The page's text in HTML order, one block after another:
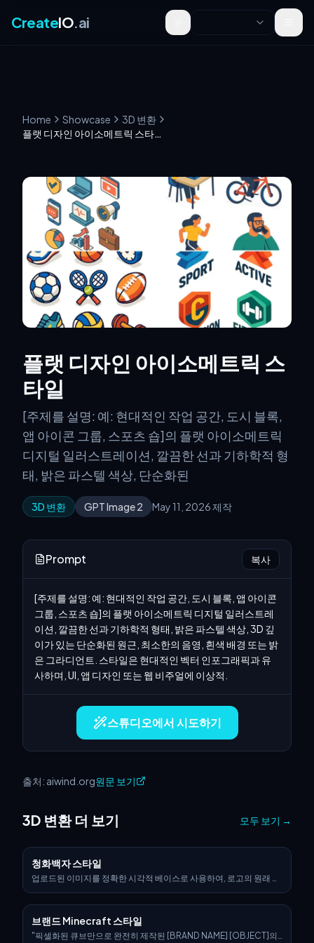
CreateIO.ai Toggle theme
Home Showcase
3D 변환
플랫 디자인 아이소메트릭 스타일
플랫 디자인 아이소메트릭 스
타일
[주제를 설명: 예: 현대적인 작업 공간, 도시 블록,
앱 아이콘 그룹, 스포츠 숍]의 플랫 아이소메트릭
디지털 일러스트레이션, 깔끔한 선과 기하학적 형
태, 밝은 파스텔 색상, 단순화된
3D 변환 GPT Image 2 May 11, 2026 제작
Prompt 복사
[주제를 설명: 예: 현대적인 작업 공간, 도시 블록, 앱 아이콘
그룹, 스포츠 숍]의 플랫 아이소메트릭 디지털 일러스트레
이션, 깔끔한 선과 기하학적 형태, 밝은 파스텔 색상, 3D 깊
이가 있는 단순화된 원근, 최소한의 음영, 흰색 배경 또는 밝
은 그라디언트. 스타일은 현대적인 벡터 인포그래픽과 유
사하며, UI, 앱 디자인 또는 웹 비주얼에 이상적.
스튜디오에서 시도하기
출처: aiwind.org원문 보기
3D 변환 더 보기 모두 보기 →
청화백자 스타일
업로드된 이미지를 정확한 시각적 베이스로 사용하여, 로고의 원래 형
로럴 모티프를 오버레이한 전통 Ottoman Iznik 도자기 텍스처를 적
용하세요. 로고 전체는 배경 플레이트나 타일 구조 없이, 양각의 수작
브랜드 Minecraft 스타일
"픽셀화된 큐브만으로 완전히 제작된 [BRAND NAME] [OBJECT]의